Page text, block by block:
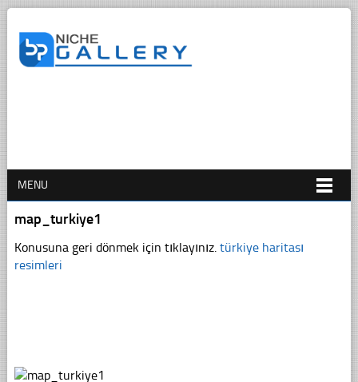
MENU
map_turkiye1
Konusuna geri dönmek için tıklayınız. türkiye haritası
resimleri